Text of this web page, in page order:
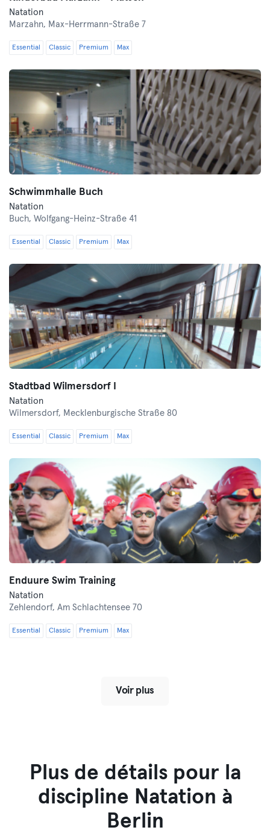
Natation
Marzahn, Max-Herrmann-Straße 7
Essential Classic Premium Max
Schwimmhalle Buch
Natation
Buch, Wolfgang-Heinz-Straße 41
Essential Classic Premium Max
Stadtbad Wilmersdorf I
Natation
Wilmersdorf, Mecklenburgische Straße 80
Essential Classic Premium Max
Enduure Swim Training
Natation
Zehlendorf, Am Schlachtensee 70
Essential Classic Premium Max
Voir plus
Plus de détails pour la
discipline Natation à
Berlin